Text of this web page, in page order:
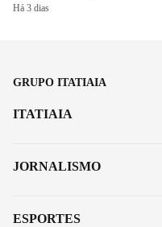
Há 3 dias
GRUPO ITATIAIA
ITATIAIA
JORNALISMO
ESPORTES